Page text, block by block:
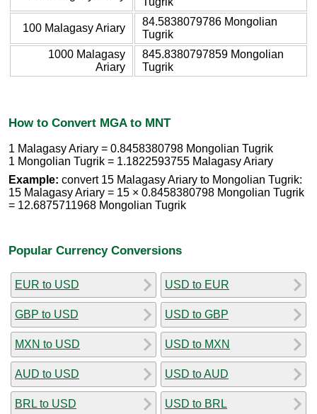
100 Malagasy Ariary
84.5838079786 Mongolian
Tugrik
1000 Malagasy
Ariary
845.8380797859 Mongolian
Tugrik
How to Convert MGA to MNT
1 Malagasy Ariary = 0.8458380798 Mongolian Tugrik
1 Mongolian Tugrik = 1.1822593755 Malagasy Ariary
Example: convert 15 Malagasy Ariary to Mongolian Tugrik:
15 Malagasy Ariary = 15 × 0.8458380798 Mongolian Tugrik
= 12.6875711968 Mongolian Tugrik
Popular Currency Conversions
EUR to USD
GBP to USD
MXN to USD
AUD to USD
BRL to USD
USD to EUR
USD to GBP
USD to MXN
USD to AUD
USD to BRL